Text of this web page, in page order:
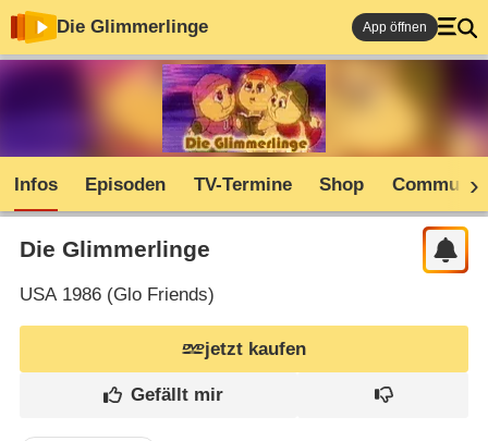
Die Glimmerlinge App öffnen
Infos Episoden TV-Termine Shop
Die Glimmerlinge
USA1986 (Glo Friends)
jetzt kaufen